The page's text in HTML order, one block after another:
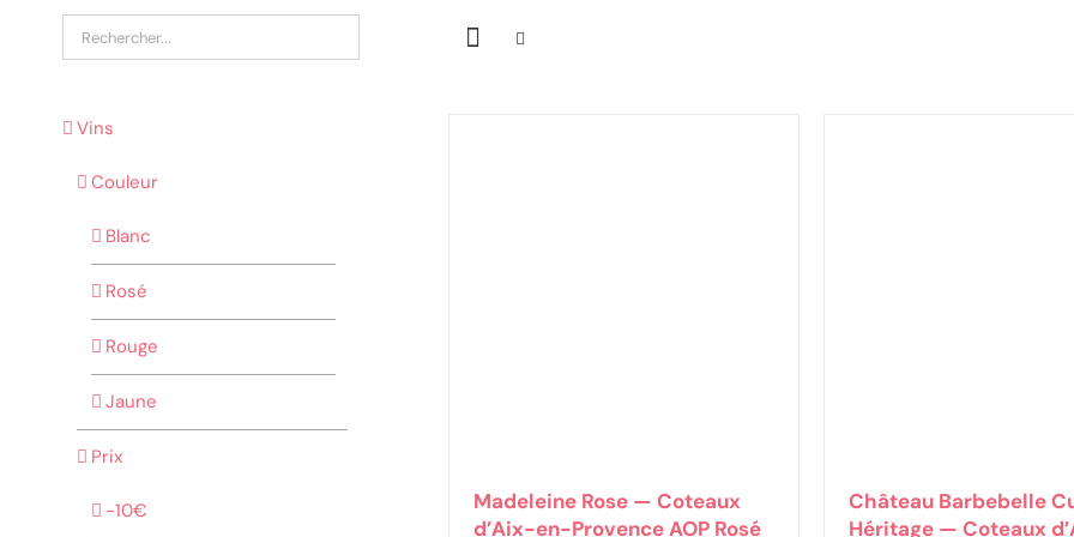
Madeleine Rose — Coteaux
d’Aix-en-Provence AOP Rosé
Château Barbebelle
Héritage — Coteaux
Vins
Couleur
Blanc
Rosé
Rouge
Jaune
Prix
-10€